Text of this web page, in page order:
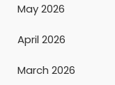
May 2026
April 2026
March 2026